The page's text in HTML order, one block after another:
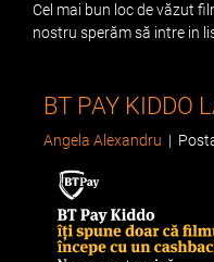
Cel mai bun loc de văzut
nostru sperăm să intre in
BT PAY KIDDO
Angela Alexandru |